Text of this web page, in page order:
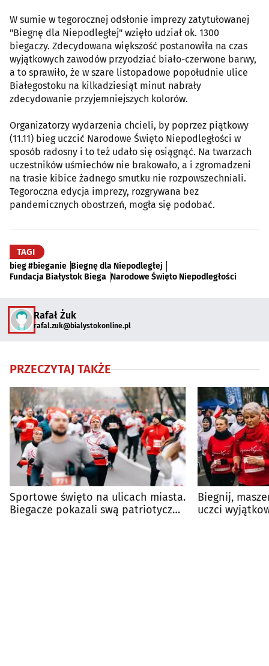
W sumie w tegorocznej odsłonie imprezy zatytułowanej
"Biegnę dla Niepodległej" wzięło udział ok. 1300
biegaczy. Zdecydowana większość postanowiła na czas
wyjątkowych zawodów przyodziać biało-czerwone barwy,
a to sprawiło, że w szare listopadowe popołudnie ulice
Białegostoku na kilkadziesiąt minut nabrały
zdecydowanie przyjemniejszych kolorów.
Organizatorzy wydarzenia chcieli, by poprzez piątkowy
(11.11) bieg uczcić Narodowe Święto Niepodległości w
sposób radosny i to też udało się osiągnąć. Na twarzach
uczestników uśmiechów nie brakowało, a i zgromadzeni
na trasie kibice żadnego smutku nie rozpowszechniali.
Tegoroczna edycja imprezy, rozgrywana bez
pandemicznych obostrzeń, mogła się podobać.
TAGI
bieg #bieganie Biegnę dla Niepodległej
Fundacja Białystok Biega Narodowe Święto Niepodległości
Rafał Żuk
rafal.zuk@bialystokonline.pl
PRZECZYTAJ TAKŻE
Sportowe święto na ulicach miasta.
Biegacze pokazali swą patriotyczną
Biegnij,
uczci